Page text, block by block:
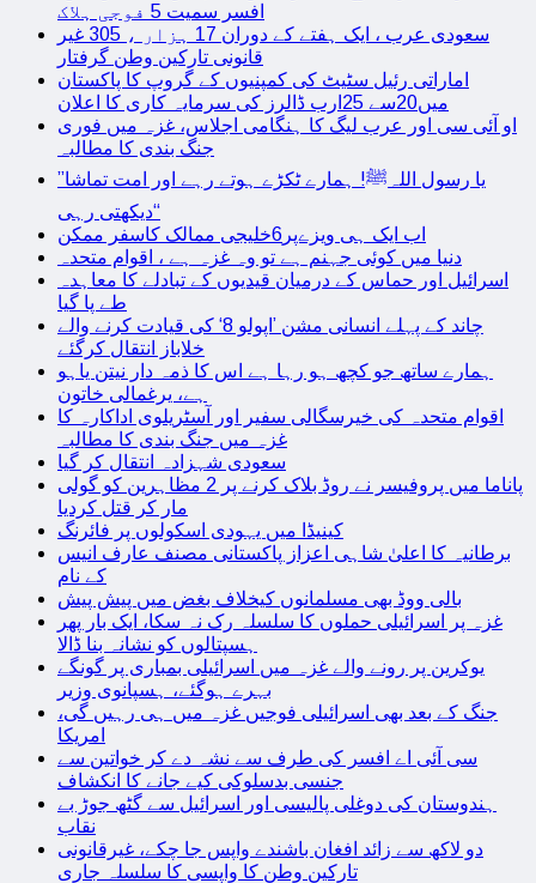
افسر سمیت 5 فوجی ہلاک
سعودی عرب ، ایک ہفتے کے دوران 17 ہزار ، 305 غیر
قانونی تارکین وطن گرفتار
اماراتی رئیل سٹیٹ کی کمپنیوں کے گروپ کا پاکستان
میں20سے 25ارب ڈالرز کی سرمایہ کاری کا اعلان
او آئی سی اور عرب لیگ کا ہنگامی اجلاس، غزہ میں فوری
جنگ بندی کا مطالبہ
’’یا رسول اللہﷺ! ہمارے ٹکڑے ہوتے رہے اور امت تماشا
دیکھتی رہی‘‘
اب ایک ہی ویزےپر6خلیجی ممالک کاسفر ممکن
دنیا میں کوئی جہنم ہے تو وہ غزہ ہے ، اقوام متحدہ
اسرائیل اور حماس کے درمیان قیدیوں کے تبادلے کا معاہدہ
طے پا گیا
چاند کے پہلے انسانی مشن ’اپولو 8‘ کی قیادت کرنے والے
خلاباز انتقال کرگئے
ہمارے ساتھ جو کچھ ہو رہا ہے اس کا ذمہ دار نیتن یاہو
ہے، یرغمالی خاتون
اقوام متحدہ کی خیرسگالی سفیر اور آسٹریلوی اداکارہ کا
غزہ میں جنگ بندی کا مطالبہ
سعودی شہزادہ انتقال کر گیا
پاناما میں پروفیسر نے روڈ بلاک کرنے پر 2 مظاہرین کو گولی
مار کر قتل کردیا
کینیڈا میں یہودی اسکولوں پر فائرنگ
برطانیہ کا اعلیٰ شاہی اعزاز پاکستانی مصنف عارف انیس
کے نام
بالی ووڈ بھی مسلمانوں کیخلاف بغض میں پیش پیش
غزہ پر اسرائیلی حملوں کا سلسلہ رک نہ سکا، ایک بار پھر
ہسپتالوں کو نشانہ بنا ڈالا
یوکرین پر رونے والے غزہ میں اسرائیلی بمباری پر گونگے
بہرے ہوگئے، ہسپانوی وزیر
جنگ کے بعد بھی اسرائیلی فوجیں غزہ میں ہی رہیں گی،
امریکا
سی آئی اے افسر کی طرف سے نشہ دے کر خواتین سے
جنسی بدسلوکی کیے جانے کا انکشاف
ہندوستان کی دوغلی پالیسی اور اسرائیل سے گٹھ جوڑ بے
نقاب
دو لاکھ سے زائد افغان باشندے واپس جا چکے، غیرقانونی
تارکین وطن کا واپسی کا سلسلہ جاری